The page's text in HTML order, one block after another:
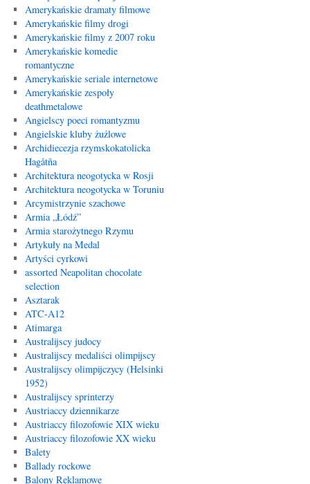
Amerykańskie dramaty filmowe
Amerykańskie filmy drogi
Amerykańskie filmy z 2007 roku
Amerykańskie komedie
romantyczne
Amerykańskie seriale internetowe
Amerykańskie zespoły
deathmetalowe
Angielscy poeci romantyzmu
Angielskie kluby żużlowe
Archidiecezja rzymskokatolicka
Hagåtña
Architektura neogotycka w Rosji
Architektura neogotycka w Toruniu
Arcymistrzynie szachowe
Armia „Łódź”
Armia starożytnego Rzymu
Artykuły na Medal
Artyści cyrkowi
assorted Neapolitan chocolate
selection
Asztarak
ATC-A12
Atimarga
Australijscy judocy
Australijscy medaliści olimpijscy
Australijscy olimpijczycy (Helsinki
1952)
Australijscy sprinterzy
Austriaccy dziennikarze
Austriaccy filozofowie XIX wieku
Austriaccy filozofowie XX wieku
Balety
Ballady rockowe
Balony Reklamowe